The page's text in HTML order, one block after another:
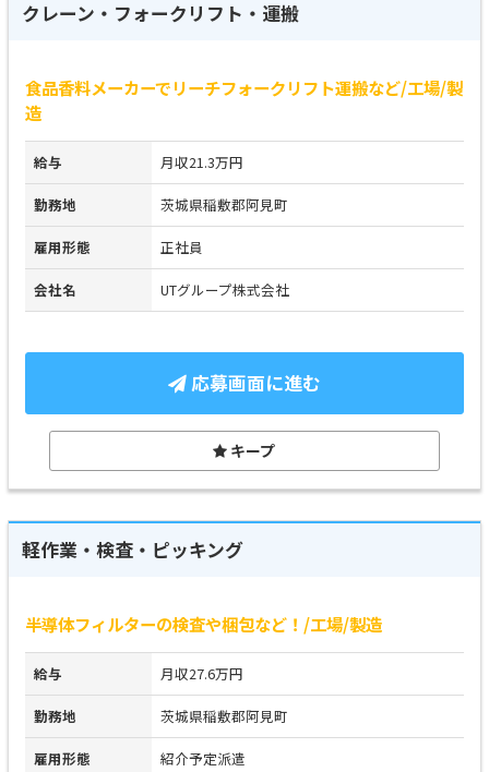
クレーン・フォークリフト・運搬
食品香料メーカーでリーチフォークリフト運搬など/工場/製
造
給与 月収21.3万円
勤務地 茨城県稲敷郡阿見町
雇用形態 正社員
会社名 UTグループ株式会社
応募画面に進む
キープ
軽作業・検査・ピッキング
半導体フィルターの検査や梱包など！/工場/製造
給与 月収27.6万円
勤務地 茨城県稲敷郡阿見町
雇用形態 紹介予定派遣